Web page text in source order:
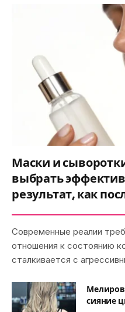
Маски и
выбрать
результат, как
Современные реалии
отношения к состоянию
сталкивается с
сияние